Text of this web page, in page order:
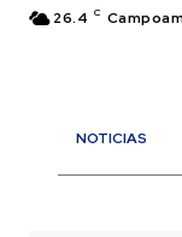
26.4 C
NOTICIAS